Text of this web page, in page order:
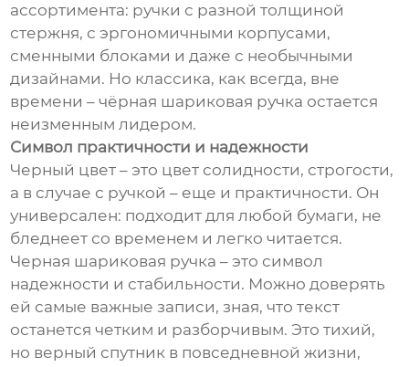
ассортимента: ручки с разной толщиной
стержня, с эргономичными корпусами,
сменными блоками и даже с необычными
дизайнами. Но классика, как всегда, вне
времени – чёрная шариковая ручка остается
неизменным лидером.
Символ практичности и надежности
Черный цвет – это цвет солидности, строгости,
а в случае с ручкой – еще и практичности. Он
универсален: подходит для любой бумаги, не
бледнеет со временем и легко читается.
Черная шариковая ручка – это символ
надежности и стабильности. Можно доверять
ей самые важные записи, зная, что текст
останется четким и разборчивым. Это тихий,
но верный спутник в повседневной жизни,